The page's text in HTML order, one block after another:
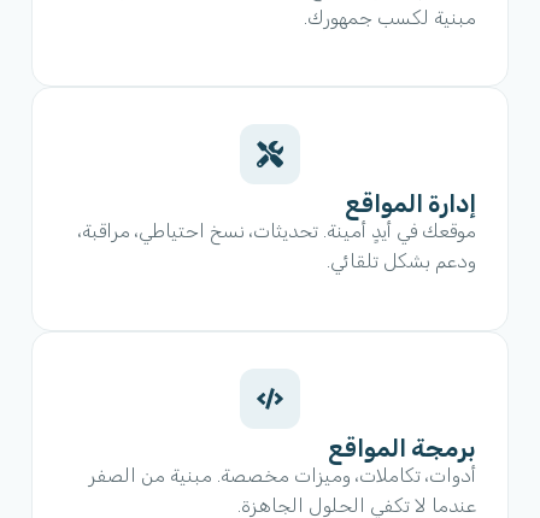
مبنية لكسب جمهورك.
إدارة المواقع
موقعك في أيدٍ أمينة. تحديثات، نسخ احتياطي، مراقبة،
ودعم بشكل تلقائي.
برمجة المواقع
أدوات، تكاملات، وميزات مخصصة. مبنية من الصفر
عندما لا تكفي الحلول الجاهزة.